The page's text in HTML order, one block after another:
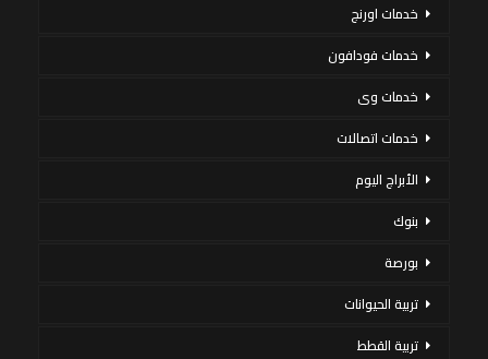
خدمات اورنج
خدمات فودافون
خدمات وى
خدمات اتصالات
الأبراج اليوم
بنوك
بورصة
تربية الحيوانات
تربية القطط